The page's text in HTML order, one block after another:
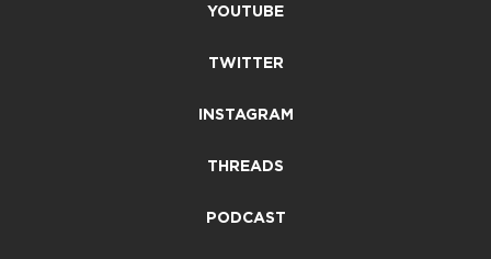
YOUTUBE
TWITTER
INSTAGRAM
THREADS
PODCAST